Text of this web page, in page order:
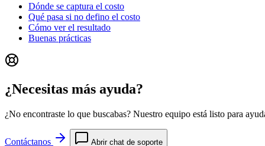
Dónde se captura el costo
Qué pasa si no defino el costo
Cómo ver el resultado
Buenas prácticas
¿Necesitas más ayuda?
¿No encontraste lo que buscabas? Nuestro equipo está listo para
Contáctanos Abrir chat de soporte